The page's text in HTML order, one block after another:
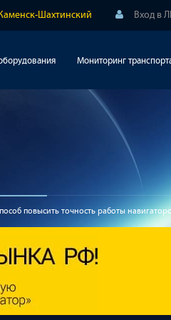
Каменск-Шахтинский Вход в
Мониторинг
повысить точность работы